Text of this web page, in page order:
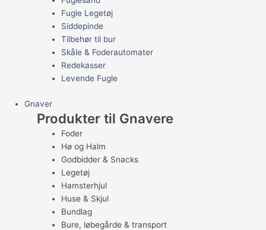
Fugle Legetøj
Siddepinde
Tilbehør til bur
Skåle & Foderautomater
Redekasser
Levende Fugle
Gnaver
Produkter til Gnavere
Foder
Hø og Halm
Godbidder & Snacks
Legetøj
Hamsterhjul
Huse & Skjul
Bundlag
Bure, løbegårde & transport